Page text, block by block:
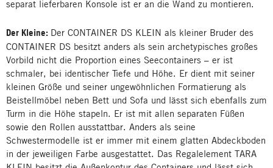
separat lieferbaren Konsole ist er an die Wand zu montieren.
Der Kleine: Der CONTAINER DS KLEIN als kleiner Bruder des
CONTAINER DS besitzt anders als sein archetypisches großes
Vorbild nicht die Proportion eines Seecontainers – er ist
schmaler, bei identischer Tiefe und Höhe. Er dient mit seiner
kleinen Größe und seiner ungewöhnlichen Formatierung als
Beistellmöbel neben Bett und Sofa und lässt sich ebenfalls zum
Turm in die Höhe stapeln. Er ist mit allen separaten Füßen
sowie den Rollen ausstattbar. Anders als seine
Schwestermodelle ist er immer mit einem glatten Abdeckboden
in der jeweiligen Farbe ausgestattet. Das Regalelement TARA